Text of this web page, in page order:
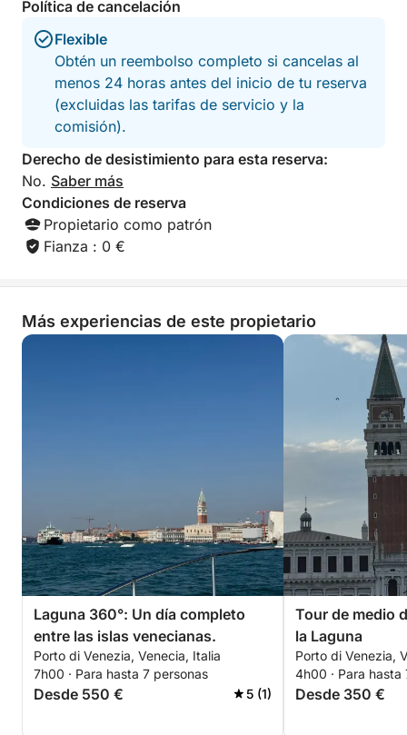
Política de cancelación
Flexible
Obtén un reembolso completo si cancelas al
menos 24 horas antes del inicio de tu reserva
(excluidas las tarifas de servicio y la
comisión).
Derecho de desistimiento para esta reserva:
No. Saber más
Condiciones de reserva
Propietario como patrón
Fianza : 0 €
Más experiencias de este propietario
Laguna 360°: Un día completo
entre las islas venecianas.
Porto di Venezia, Venecia, Italia
7h00 · Para hasta 7 personas
Desde 550 € 5 (1)
Tour de medio
la Laguna
Porto di Venezia,
4h00 · Para hasta
Desde 350 €